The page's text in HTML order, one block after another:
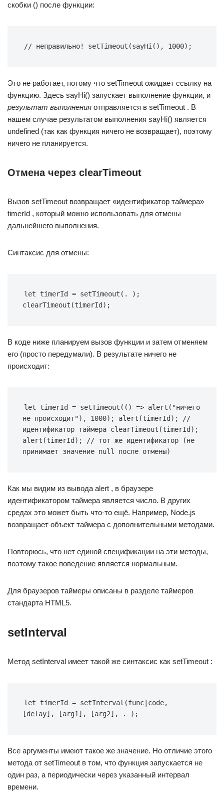
скобки () после функции:
// неправильно! setTimeout(sayHi(), 1000);
Это не работает, потому что setTimeout ожидает ссылку на
функцию. Здесь sayHi() запускает выполнение функции, и
результат выполнения отправляется в setTimeout . В
нашем случае результатом выполнения sayHi() является
undefined (так как функция ничего не возвращает), поэтому
ничего не планируется.
Отмена через clearTimeout
Вызов setTimeout возвращает «идентификатор таймера»
timerId , который можно использовать для отмены
дальнейшего выполнения.
Синтаксис для отмены:
let timerId = setTimeout(. );
clearTimeout(timerId);
В коде ниже планируем вызов функции и затем отменяем
его (просто передумали). В результате ничего не
происходит:
let timerId = setTimeout(() => alert("ничего
не происходит"), 1000); alert(timerId); //
идентификатор таймера clearTimeout(timerId);
alert(timerId); // тот же идентификатор (не
принимает значение null после отмены)
Как мы видим из вывода alert , в браузере
идентификатором таймера является число. В других
средах это может быть что-то ещё. Например, Node.js
возвращает объект таймера с дополнительными методами.
Повторюсь, что нет единой спецификации на эти методы,
поэтому такое поведение является нормальным.
Для браузеров таймеры описаны в разделе таймеров
стандарта HTML5.
setInterval
Метод setInterval имеет такой же синтаксис как setTimeout :
let timerId = setInterval(func|code,
[delay], [arg1], [arg2], . );
Все аргументы имеют такое же значение. Но отличие этого
метода от setTimeout в том, что функция запускается не
один раз, а периодически через указанный интервал
времени.